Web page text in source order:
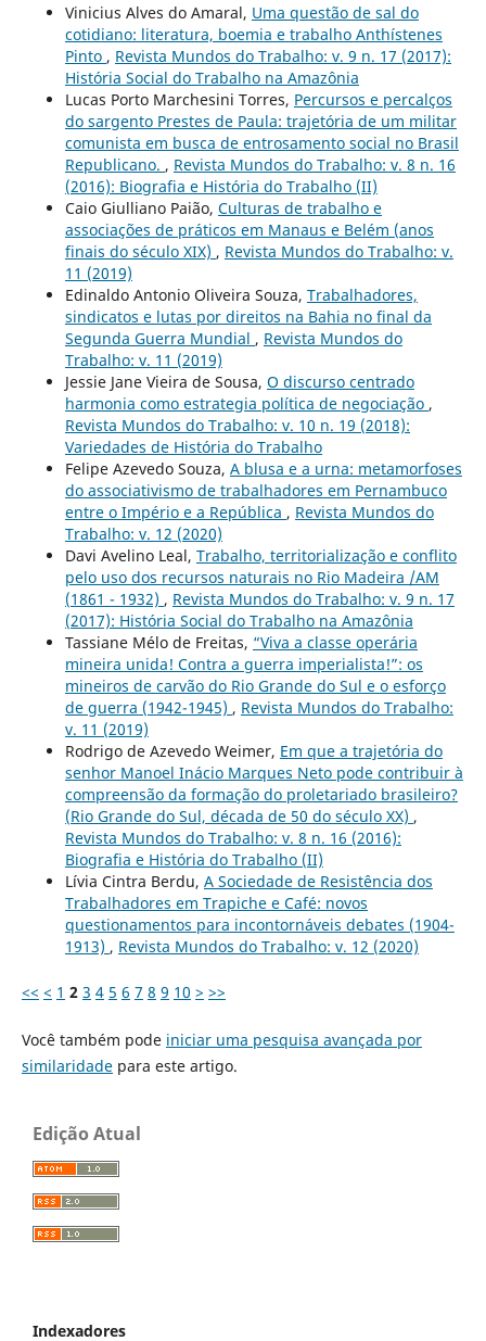
Vinicius Alves do Amaral, Uma questão de sal do
cotidiano: literatura, boemia e trabalho Anthístenes
Pinto , Revista Mundos do Trabalho: v. 9 n. 17 (2017):
História Social do Trabalho na Amazônia
Lucas Porto Marchesini Torres, Percursos e percalços
do sargento Prestes de Paula: trajetória de um militar
comunista em busca de entrosamento social no Brasil
Republicano. , Revista Mundos do Trabalho: v. 8 n. 16
(2016): Biografia e História do Trabalho (II)
Caio Giulliano Paião, Culturas de trabalho e
associações de práticos em Manaus e Belém (anos
finais do século XIX) , Revista Mundos do Trabalho: v.
11 (2019)
Edinaldo Antonio Oliveira Souza, Trabalhadores,
sindicatos e lutas por direitos na Bahia no final da
Segunda Guerra Mundial , Revista Mundos do
Trabalho: v. 11 (2019)
Jessie Jane Vieira de Sousa, O discurso centrado
harmonia como estrategia política de negociação ,
Revista Mundos do Trabalho: v. 10 n. 19 (2018):
Variedades de História do Trabalho
Felipe Azevedo Souza, A blusa e a urna: metamorfoses
do associativismo de trabalhadores em Pernambuco
entre o Império e a República , Revista Mundos do
Trabalho: v. 12 (2020)
Davi Avelino Leal, Trabalho, territorialização e conflito
pelo uso dos recursos naturais no Rio Madeira /AM
(1861 - 1932) , Revista Mundos do Trabalho: v. 9 n. 17
(2017): História Social do Trabalho na Amazônia
Tassiane Mélo de Freitas, “Viva a classe operária
mineira unida! Contra a guerra imperialista!”: os
mineiros de carvão do Rio Grande do Sul e o esforço
de guerra (1942-1945) , Revista Mundos do Trabalho:
v. 11 (2019)
Rodrigo de Azevedo Weimer, Em que a trajetória do
senhor Manoel Inácio Marques Neto pode contribuir à
compreensão da formação do proletariado brasileiro?
(Rio Grande do Sul, década de 50 do século XX) ,
Revista Mundos do Trabalho: v. 8 n. 16 (2016):
Biografia e História do Trabalho (II)
Lívia Cintra Berdu, A Sociedade de Resistência dos
Trabalhadores em Trapiche e Café: novos
questionamentos para incontornáveis debates (1904-
1913) , Revista Mundos do Trabalho: v. 12 (2020)
<< < 1 2 3 4 5 6 7 8 9 10 > >>
Você também pode iniciar uma pesquisa avançada por
similaridadepara este artigo.
Edição Atual
Indexadores